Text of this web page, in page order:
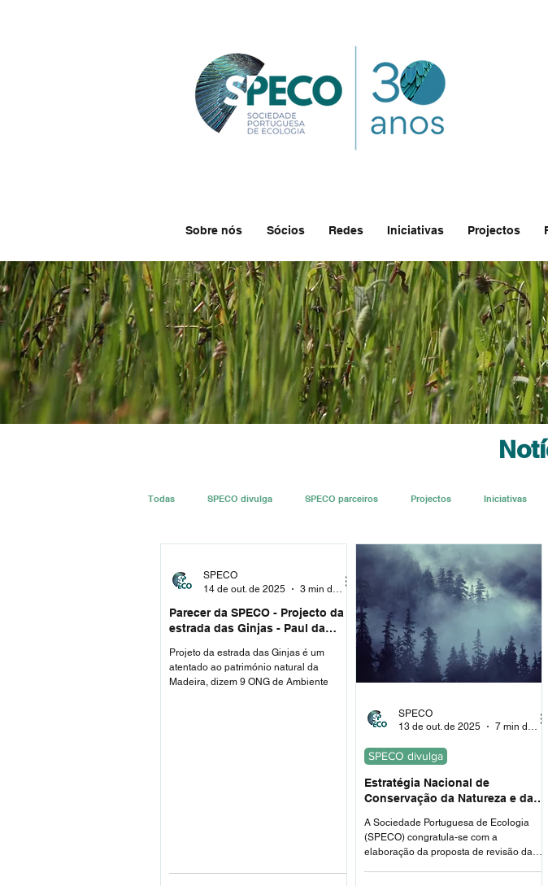
Sobre nós Sócios Redes Iniciativas Projectos
Todas SPECO divulga SPECO parceiros Projectos Iniciativas
Ecologi@
Parecer da SPECO - Projecto da
estrada das Ginjas - Paul da
Projeto da estrada das Ginjas é um
atentado ao património natural da
Madeira, dizem 9 ONG de Ambiente
SPECO
14 de out. de 2025
Estratégia Nacional de
Conservação da Natureza e da
SPECO - Sociedade Portuguesa
de Ecologia
A Sociedade Portuguesa de Ecologia
(SPECO) congratula-se com a
elaboração da proposta de revisão da
SPECO divulga
SPECO
13 de out. de 2025
7 min de leitura